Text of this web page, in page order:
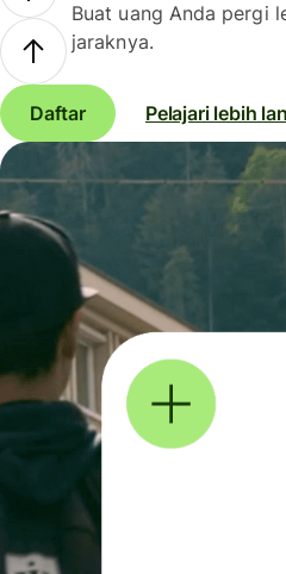
Buat uang Anda pergi
jaraknya.
Daftar Pelajari lebih